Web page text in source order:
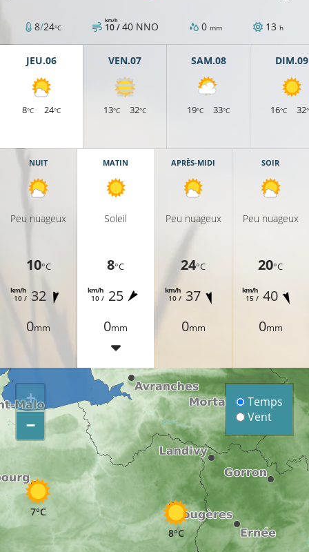
8/24°C 10 /
km/h 40 NNO 0 mm 13 h
JEU.06
8°C 24°C
VEN.07
13°C 32°C
SAM.08
19°C 33°C
DIM.09
16°C 32
NUIT
Peu nuageux
10°C
10 /
km/h 32
0mm
MATIN
Soleil
8°C
10 /
km/h 25
0mm
APRÈS-MIDI
Peu nuageux
24°C
10 /
km/h 37
0mm
SOIR
Peu nuageux
20°C
15 /
km/h 40
0mm
7°C
8°C
+
−
Temps
Vent